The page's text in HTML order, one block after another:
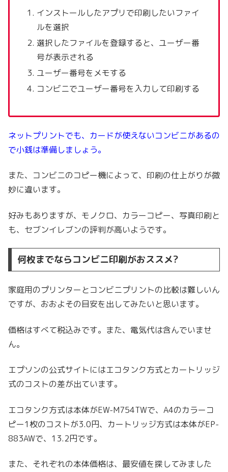
インストールしたアプリで印刷したいファイ
ルを選択
選択したファイルを登録すると、ユーザー番
号が表示される
ユーザー番号をメモする
コンビニでユーザー番号を入力して印刷する
ネットプリントでも、カードが使えないコンビニがあるの
で小銭は準備しましょう。
また、コンビニのコピー機によって、印刷の仕上がりが微
妙に違います。
好みもありますが、モノクロ、カラーコピー、写真印刷と
も、セブンイレブンの評判が高いようです。
何枚までならコンビニ印刷がおススメ?
家庭用のプリンターとコンビニプリントの比較は難しいん
ですが、おおよその目安を出してみたいと思います。
価格はすべて税込みです。また、電気代は含んでいませ
ん。
エプソンの公式サイトにはエコタンク方式とカートリッジ
式のコストの差が出ています。
エコタンク方式は本体がEW-M754TWで、A4のカラーコ
ピー1枚のコストが3.0円、カートリッジ方式は本体がEP-
883AWで、13.2円です。
また、それぞれの本体価格は、最安値を探してみました